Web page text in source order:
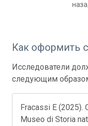
Как оформить
Исследователи
следующим
Fracassi E
Museo di Storia